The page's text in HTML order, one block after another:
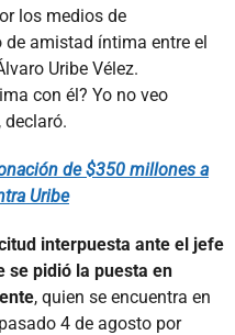
los medios de
amistad íntima entre el
Uribe Vélez.
con él? Yo no veo
declaró.
de $350 millones a
Uribe
interpuesta ante el jefe
se pidió la puesta en
, quien se encuentra en
4 de agosto por